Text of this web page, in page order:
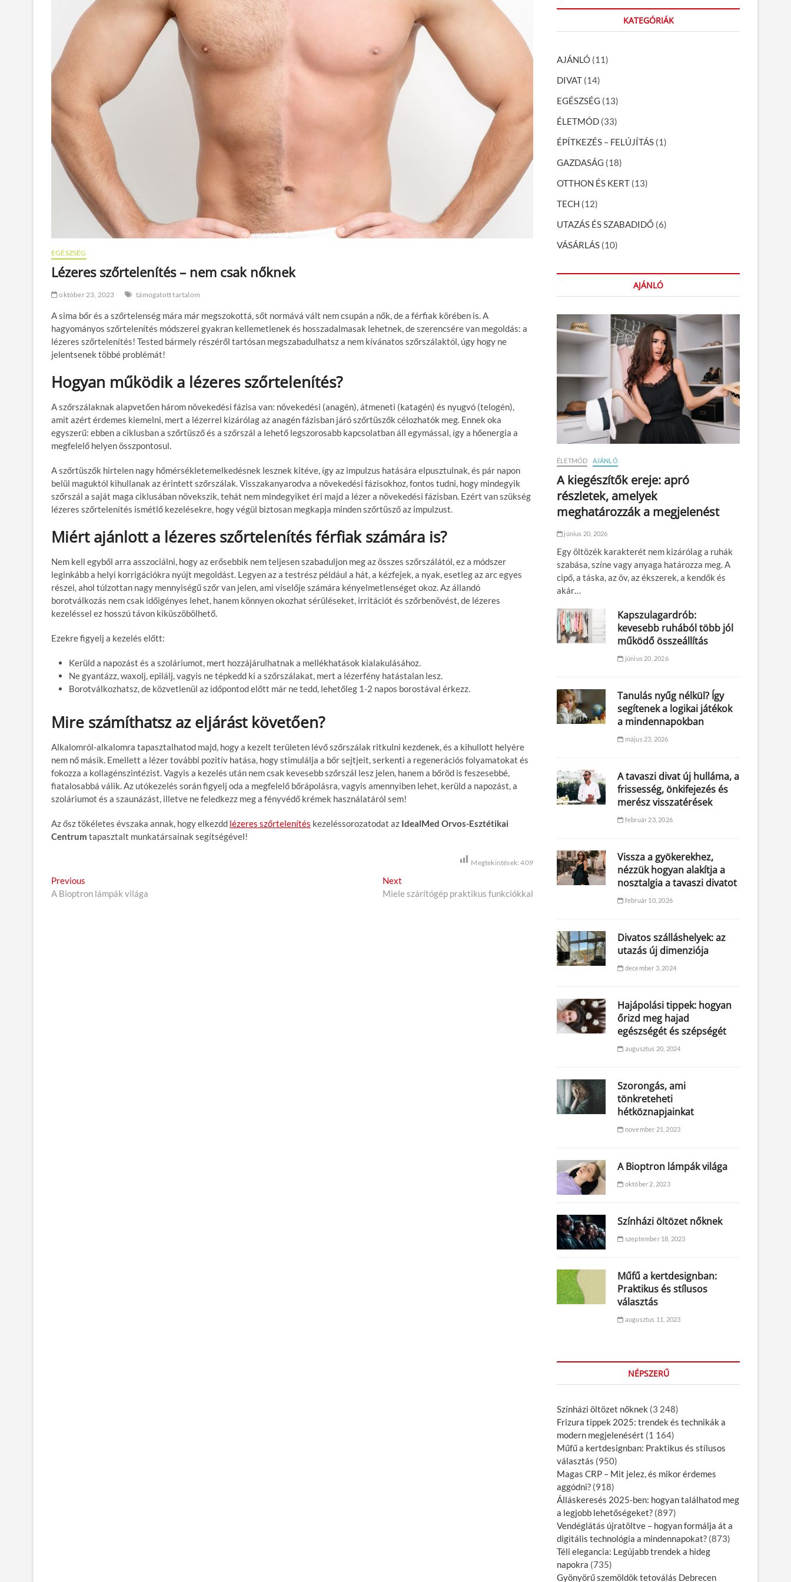
EGÉSZSÉG
Lézeres szőrtelenítés – nem csak nőknek
október 23, 2023 támogatott tartalom
A sima bőr és a szőrtelenség mára már megszokottá, sőt normává vált nem csupán a nők, de a férfiak körében is. A
hagyományos szőrtelenítés módszerei gyakran kellemetlenek és hosszadalmasak lehetnek, de szerencsére van megoldás: a
lézeres szőrtelenítés! Tested bármely részéről tartósan megszabadulhatsz a nem kívánatos szőrszálaktól, úgy hogy ne
jelentsenek többé problémát!
Hogyan működik a lézeres szőrtelenítés?
A szőrszálaknak alapvetően három növekedési fázisa van: növekedési (anagén), átmeneti (katagén) és nyugvó (telogén),
amit azért érdemes kiemelni, mert a lézerrel kizárólag az anagén fázisban járó szőrtüszők célozhatók meg. Ennek oka
egyszerű: ebben a ciklusban a szőrtüsző és a szőrszál a lehető legszorosabb kapcsolatban áll egymással, így a hőenergia a
megfelelő helyen összpontosul.
A szőrtüszők hirtelen nagy hőmérsékletemelkedésnek lesznek kitéve, így az impulzus hatására elpusztulnak, és pár napon
belül maguktól kihullanak az érintett szőrszálak. Visszakanyarodva a növekedési fázisokhoz, fontos tudni, hogy mindegyik
szőrszál a saját maga ciklusában növekszik, tehát nem mindegyiket éri majd a lézer a növekedési fázisban. Ezért van szükség
lézeres szőrtelenítés ismétlő kezelésekre, hogy végül biztosan megkapja minden szőrtüsző az impulzust.
Miért ajánlott a lézeres szőrtelenítés férfiak számára is?
Nem kell egyből arra asszociálni, hogy az erősebbik nem teljesen szabaduljon meg az összes szőrszálától, ez a módszer
leginkább a helyi korrigációkra nyújt megoldást. Legyen az a testrész például a hát, a kézfejek, a nyak, esetleg az arc egyes
részei, ahol túlzottan nagy mennyiségű szőr van jelen, ami viselője számára kényelmetlenséget okoz. Az állandó
borotválkozás nem csak időigényes lehet, hanem könnyen okozhat sérüléseket, irritációt és szőrbenövést, de lézeres
kezeléssel ez hosszú távon kiküszöbölhető.
Ezekre figyelj a kezelés előtt:
Kerüld a napozást és a szoláriumot, mert hozzájárulhatnak a mellékhatások kialakulásához.
Ne gyantázz, waxolj, epilálj, vagyis ne tépkedd ki a szőrszálakat, mert a lézerfény hatástalan lesz.
Borotválkozhatsz, de közvetlenül az időpontod előtt már ne tedd, lehetőleg 1-2 napos borostával érkezz.
Mire számíthatsz az eljárást követően?
Alkalomról-alkalomra tapasztalhatod majd, hogy a kezelt területen lévő szőrszálak ritkulni kezdenek, és a kihullott helyére
nem nő másik. Emellett a lézer további pozitív hatása, hogy stimulálja a bőr sejtjeit, serkenti a regenerációs folyamatokat és
fokozza a kollagénszintézist. Vagyis a kezelés után nem csak kevesebb szőrszál lesz jelen, hanem a bőröd is feszesebbé,
fiatalosabbá válik. Az utókezelés során figyelj oda a megfelelő bőrápolásra, vagyis amennyiben lehet, kerüld a napozást, a
szoláriumot és a szaunázást, illetve ne feledkezz meg a fényvédő krémek használatáról sem!
Az ősz tökéletes évszaka annak, hogy elkezdd lézeres szőrtelenítés kezeléssorozatodat az IdealMed Orvos-Esztétikai
Centrum tapasztalt munkatársainak segítségével!
Megtekintések: 409
B
e
Previous
r
A Bioptron lámpák világa
Next
e
Miele szárítógép praktikus funkciókkal
r
KATEGÓRIÁK
AJÁNLÓ (11)
DIVAT (14)
EGÉSZSÉG (13)
ÉLETMÓD (33)
ÉPÍTKEZÉS – FELÚJÍTÁS (1)
GAZDASÁG (18)
OTTHON ÉS KERT (13)
TECH (12)
UTAZÁS ÉS SZABADIDŐ (6)
VÁSÁRLÁS (10)
AJÁNLÓ
ÉLETMÓD AJÁNLÓ
A kiegészítők ereje: apró
részletek, amelyek
meghatározzák a megjelenést
június 20, 2026
Egy öltözék karakterét nem kizárólag a ruhák
szabása, színe vagy anyaga határozza meg. A
cipő, a táska, az öv, az ékszerek, a kendők és
akár…
Kapszulagardrób:
kevesebb ruhából több jól
működő összeállítás
június 20, 2026
Tanulás nyűg nélkül? Így
segítenek a logikai játékok
a mindennapokban
május 23, 2026
A tavaszi divat új hulláma, a
frissesség, önkifejezés és
merész visszatérések
február 23, 2026
Vissza a gyökerekhez,
nézzük hogyan alakítja a
nosztalgia a tavaszi divatot
február 10, 2026
Divatos szálláshelyek: az
utazás új dimenziója
december 3, 2024
Hajápolási tippek: hogyan
őrizd meg hajad
egészségét és szépségét
augusztus 20, 2024
Szorongás, ami
tönkreteheti
hétköznapjainkat
november 21, 2023
A Bioptron lámpák világa
október 2, 2023
Színházi öltözet nőknek
szeptember 18, 2023
Műfű a kertdesignban:
Praktikus és stílusos
választás
augusztus 11, 2023
NÉPSZERŰ
Színházi öltözet nőknek (3 248)
Frizura tippek 2025: trendek és technikák a
modern megjelenésért (1 164)
Műfű a kertdesignban: Praktikus és stílusos
választás (950)
Magas CRP – Mit jelez, és mikor érdemes
aggódni? (918)
Álláskeresés 2025-ben: hogyan találhatod meg
a legjobb lehetőségeket? (897)
Vendéglátás újratöltve – hogyan formálja át a
digitális technológia a mindennapokat? (873)
Téli elegancia: Legújabb trendek a hideg
napokra (735)
Gyönyörű szemöldök tetoválás Debrecen